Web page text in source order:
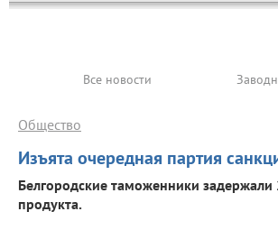
Все новости
Изъята очередная партия
Общество
Белгородские таможенники
продукта.